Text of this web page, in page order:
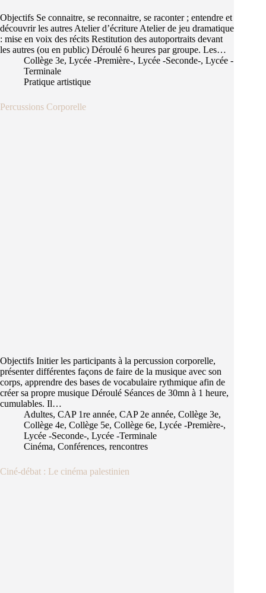
Objectifs Se connaitre, se reconnaitre, se raconter ; entendre et
découvrir les autres Atelier d’écriture Atelier de jeu dramatique
: mise en voix des récits Restitution des autoportraits devant
les autres (ou en public) Déroulé 6 heures par groupe. Les…
Collège 3e, Lycée -Première-, Lycée -Seconde-, Lycée -
Terminale
Pratique artistique
Percussions Corporelle
Objectifs Initier les participants à la percussion corporelle,
présenter différentes façons de faire de la musique avec son
corps, apprendre des bases de vocabulaire rythmique afin de
créer sa propre musique Déroulé Séances de 30mn à 1 heure,
cumulables. Il…
Adultes, CAP 1re année, CAP 2e année, Collège 3e,
Collège 4e, Collège 5e, Collège 6e, Lycée -Première-,
Lycée -Seconde-, Lycée -Terminale
Cinéma, Conférences, rencontres
Ciné-débat : Le cinéma palestinien